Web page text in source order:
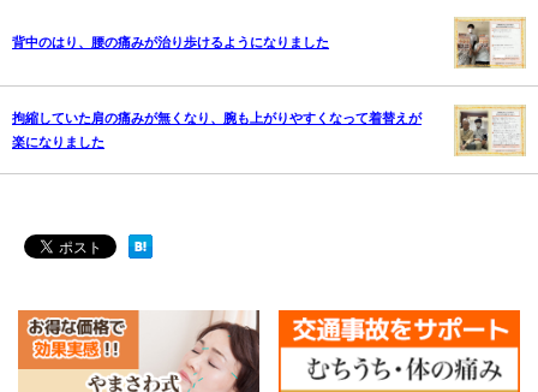
背中のはり、腰の痛みが治り歩けるようになりました
拘縮していた肩の痛みが無くなり、腕も上がりやすくなって着替えが
楽になりました